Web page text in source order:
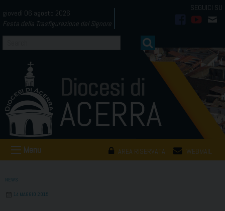
to
content
giovedì 06 agosto 2026
Festa della Trasfigurazione del Signore
AREA RISERVATA WEBMAIL
Menu
NEWS
14 MAGGIO 2015